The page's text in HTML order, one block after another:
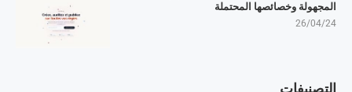
المجهولة وخصائصها المحتملة
26/04/24